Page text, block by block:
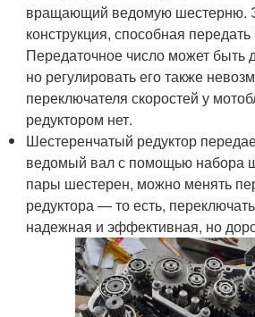
вращающий ведомую шестерню.
конструкция, способная
Передаточное число может быть
но регулировать его также
переключателя скоростей у
редуктором нет.
Шестеренчатый редуктор
ведомый вал с помощью набора
пары шестерен, можно менять
редуктора — то есть,
надежная и эффективная, но